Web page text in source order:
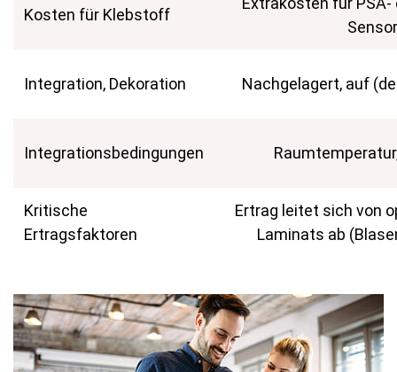
Kosten für Klebstoff
Integration, Dekoration Nachgelagert, auf
Integrationsbedingungen
Kritische
Ertragsfaktoren
Ertrag leitet sich von
Laminats ab